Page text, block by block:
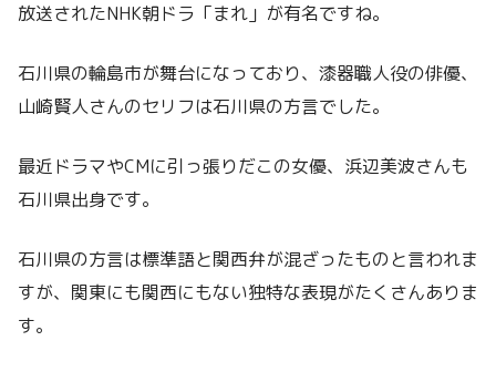
放送されたNHK朝ドラ「まれ」が有名ですね。
石川県の輪島市が舞台になっており、漆器職人役の俳優、
山崎賢人さんのセリフは石川県の方言でした。
最近ドラマやCMに引っ張りだこの女優、浜辺美波さんも
石川県出身です。
石川県の方言は標準語と関西弁が混ざったものと言われま
すが、関東にも関西にもない独特な表現がたくさんありま
す。